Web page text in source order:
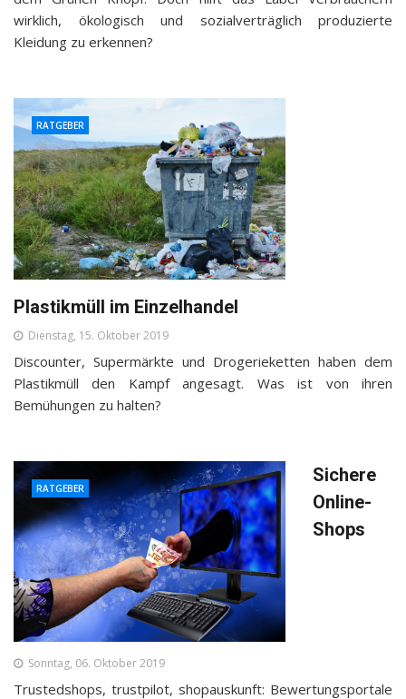
wirklich, ökologisch und sozialverträglich produzierte
Kleidung zu erkennen?
Plastikmüll im Einzelhandel
RATGEBER
Dienstag, 15. Oktober 2019
Discounter, Supermärkte und Drogerieketten haben dem
Plastikmüll den Kampf angesagt. Was ist von ihren
Bemühungen zu halten?
Sichere
Online-
Shops
RATGEBER
Sonntag, 06. Oktober 2019
Trustedshops, trustpilot, shopauskunft: Bewertungsportale